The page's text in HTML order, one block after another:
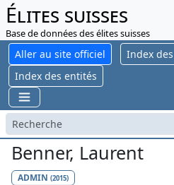
Élites suisses
Base de données des élites suisses
Aller au site officiel
Index
Index des entités
Benner, Laurent
ADMIN (2015)